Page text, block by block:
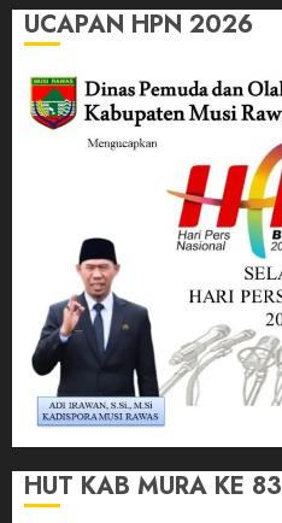
UCAPAN HPN 2026
HUT KAB MURA KE 83